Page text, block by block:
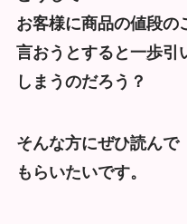
お客様に商品の値段の
言おうとすると一歩引
しまうのだろう？
そんな方にぜひ読んで
もらいたいです。